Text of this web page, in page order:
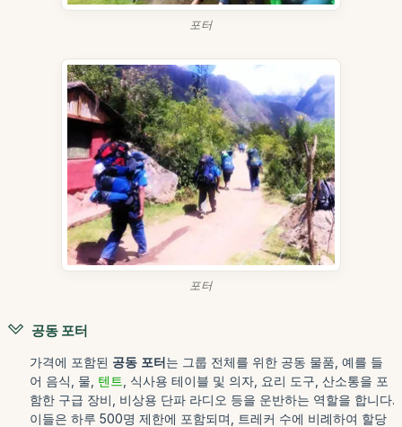
포터
포터
공동 포터
가격에 포함된 공동 포터는 그룹 전체를 위한 공동 물품, 예를 들
어 음식, 물, 텐트
, 식사용 테이블 및 의자, 요리 도구, 산소통을 포
함한 구급 장비, 비상용 단파 라디오 등을 운반하는 역할을 합니다.
이들은 하루 500명 제한에 포함되며, 트레커 수에 비례하여 할당